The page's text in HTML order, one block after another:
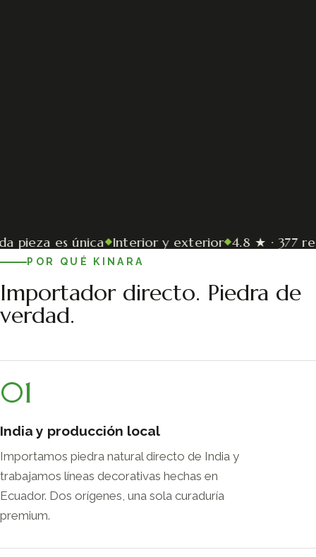
es única◆Interior y exterior◆4.8 ★ · 377
POR QUÉ KINARA
Importador directo. Piedra de
verdad.
01
India y producción local
Importamos piedra natural directo de India y
trabajamos líneas decorativas hechas en
Ecuador. Dos orígenes, una sola curaduría
premium.